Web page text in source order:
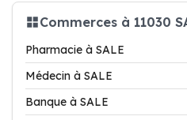
Commerces à 11030
Pharmacie à SALE
Médecin à SALE
Banque à SALE